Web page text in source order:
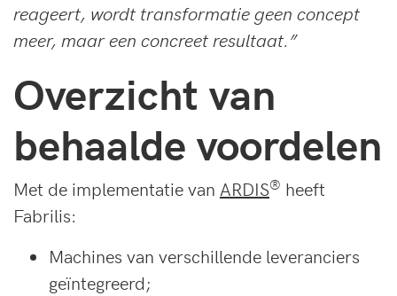
reageert, wordt transformatie geen concept
meer, maar een concreet resultaat.”
Overzicht van
behaalde voordelen
Met de implementatie van ARDIS® heeft
Fabrilis:
Machines van verschillende leveranciers
geïntegreerd;